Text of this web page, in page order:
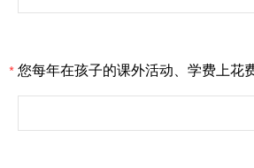
*您每年在孩子的课外活动、学费上花